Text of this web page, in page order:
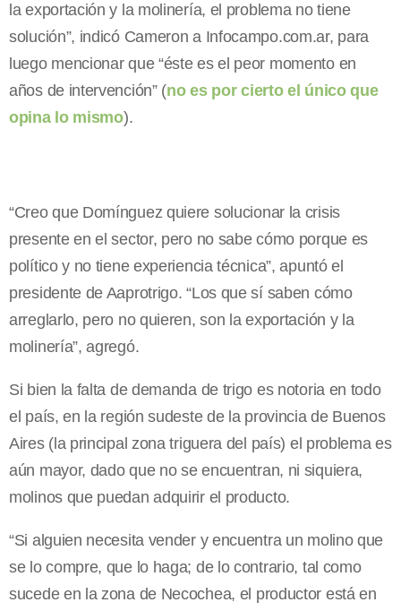
la exportación y la molinería, el problema no tiene
solución”, indicó Cameron a Infocampo.com.ar, para
luego mencionar que “éste es el peor momento en
años de intervención” (no es por cierto el único que
opina lo mismo).
“Creo que Domínguez quiere solucionar la crisis
presente en el sector, pero no sabe cómo porque es
político y no tiene experiencia técnica”, apuntó el
presidente de Aaprotrigo. “Los que sí saben cómo
arreglarlo, pero no quieren, son la exportación y la
molinería”, agregó.
Si bien la falta de demanda de trigo es notoria en todo
el país, en la región sudeste de la provincia de Buenos
Aires (la principal zona triguera del país) el problema es
aún mayor, dado que no se encuentran, ni siquiera,
molinos que puedan adquirir el producto.
“Si alguien necesita vender y encuentra un molino que
se lo compre, que lo haga; de lo contrario, tal como
sucede en la zona de Necochea, el productor está en